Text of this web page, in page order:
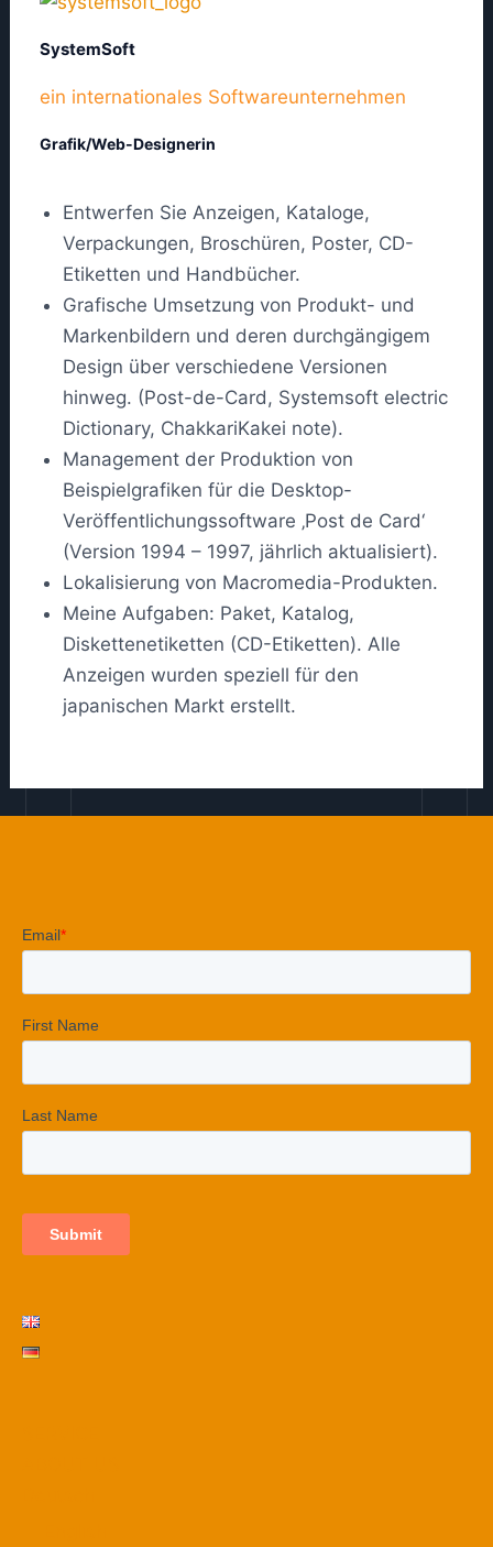
SystemSoft
ein internationales Softwareunternehmen
Grafik/Web-Designerin
Entwerfen Sie Anzeigen, Kataloge,
Verpackungen, Broschüren, Poster, CD-
Etiketten und Handbücher.
Grafische Umsetzung von Produkt- und
Markenbildern und deren durchgängigem
Design über verschiedene Versionen
hinweg. (Post-de-Card, Systemsoft electric
Dictionary, ChakkariKakei note).
Management der Produktion von
Beispielgrafiken für die Desktop-
Veröffentlichungssoftware ‚Post de Card‘
(Version 1994 – 1997, jährlich aktualisiert).
Lokalisierung von Macromedia-Produkten.
Meine Aufgaben: Paket, Katalog,
Diskettenetiketten (CD-Etiketten). Alle
Anzeigen wurden speziell für den
japanischen Markt erstellt.